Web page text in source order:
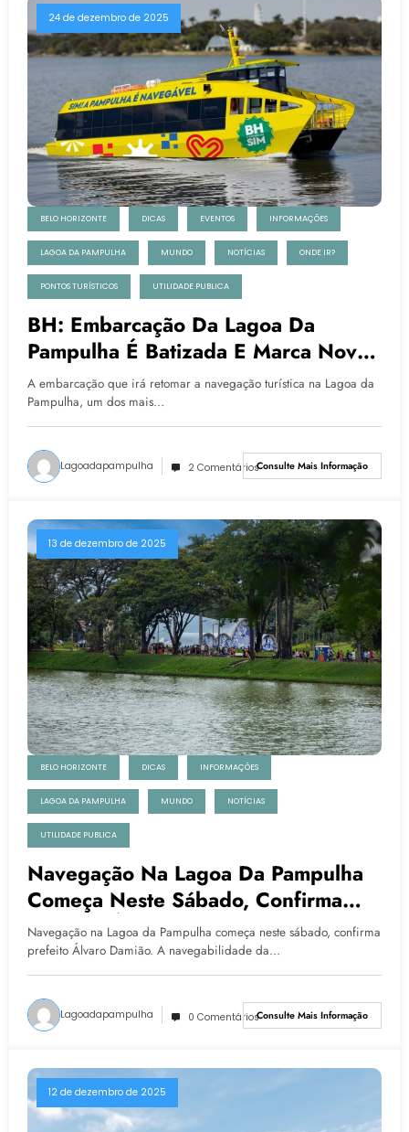
24 de dezembro de 2025
BELO HORIZONTE DICAS EVENTOS INFORMAÇÕES
LAGOA DA PAMPULHA MUNDO NOTÍCIAS ONDE IR?
PONTOS TURÍSTICOS UTILIDADE PUBLICA
BH: Embarcação Da Lagoa Da
Pampulha É Batizada E Marca Nova
Fase Do Turismo Na Capital
A embarcação que irá retomar a navegação turística na Lagoa da
Pampulha, um dos mais…
Lagoadapampulha 2 ComentáriosConsulte Mais Informação
13 de dezembro de 2025
BELO HORIZONTE DICAS INFORMAÇÕES
LAGOA DA PAMPULHA MUNDO NOTÍCIAS
UTILIDADE PUBLICA
Navegação Na Lagoa Da Pampulha
Começa Neste Sábado, Confirma
Prefeito Álvaro Damião
Navegação na Lagoa da Pampulha começa neste sábado, confirma
prefeito Álvaro Damião. A navegabilidade da…
Lagoadapampulha 0 ComentáriosConsulte Mais Informação
12 de dezembro de 2025